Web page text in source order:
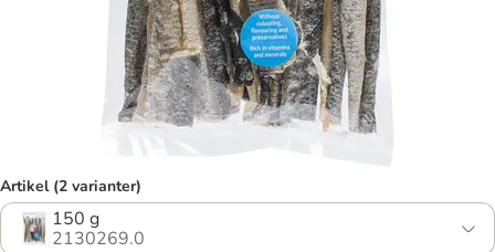
Artikel (2 varianter)
150 g
2130269.0